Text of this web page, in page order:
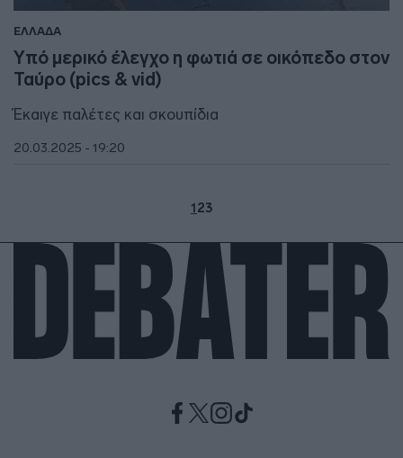
ΕΛΛΑΔΑ
Υπό μερικό έλεγχο η φωτιά σε οικόπεδο στον
Ταύρο (pics & vid)
Έκαιγε παλέτες και σκουπίδια
20.03.2025 - 19:20
123